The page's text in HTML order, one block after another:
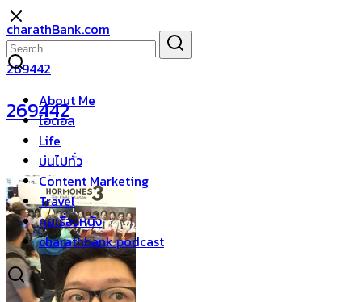
Skip
to
content
charathBank.com
About Me
ไอดอล
Life
บ่นไปทั่ว
Content Marketing
Travel
คุยเรื่องหนัง
charathbank podcast
Search
for:
269442
269442